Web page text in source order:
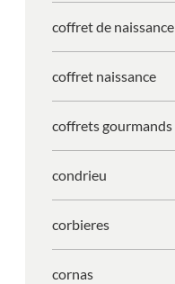
coffret de naissance
coffret naissance
coffrets gourmands
condrieu
corbieres
cornas